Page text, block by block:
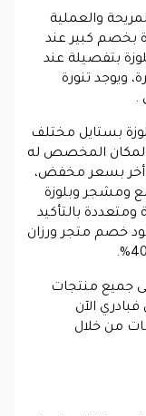
والعملية
بخصم كبير عند
بتفصيلة عند
ويوجد تنورة
.
بستايل مختلف
المخصص له
أخر بسعر مخفض،
ومشجر وبلوزة
بالتأكيد
خصم متجر ورزان
جميع منتجات
الآن
من خلال